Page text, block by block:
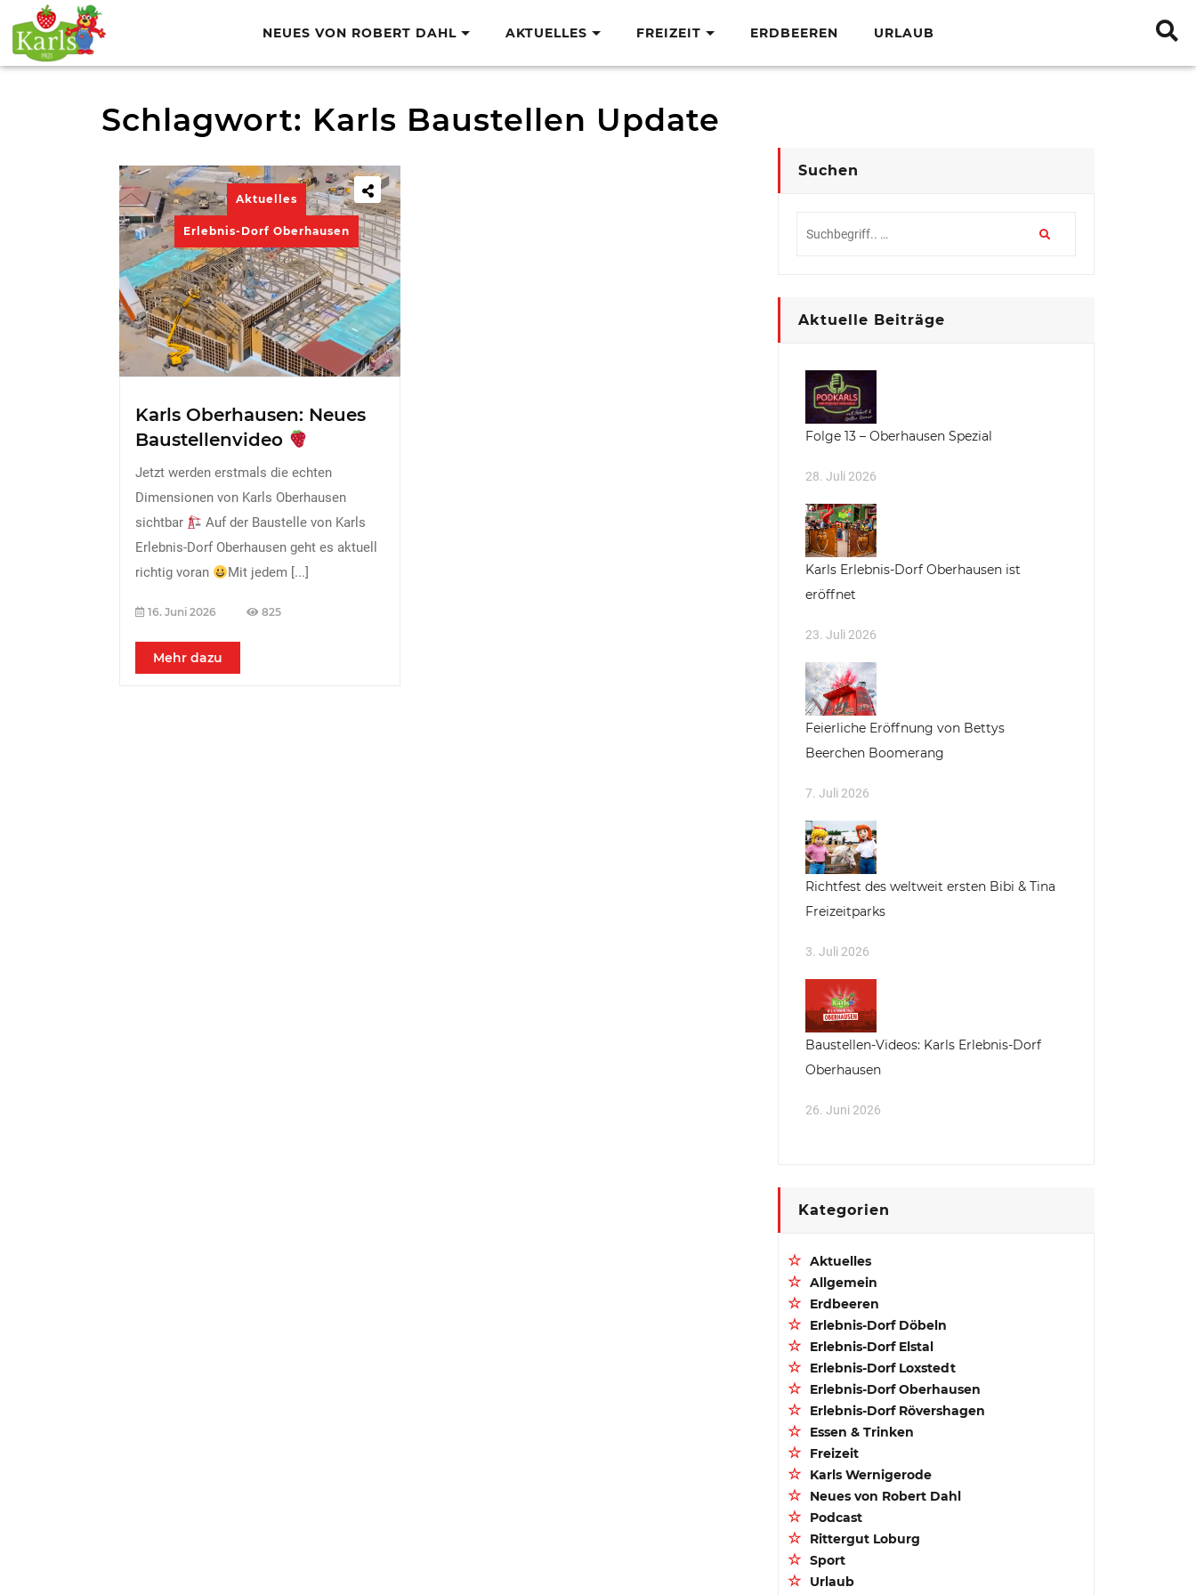
NEUES VON ROBERT DAHL AKTUELLES FREIZEIT ERDBEEREN URLAUB
Schlagwort: Karls Baustellen Update
Aktuelles
Erlebnis-Dorf Oberhausen
Karls Oberhausen: Neues
Baustellenvideo
Jetzt werden erstmals die echten
Dimensionen von Karls Oberhausen
sichtbar
Auf der Baustelle von Karls
Erlebnis-Dorf Oberhausen geht es aktuell
richtig voran
Mit jedem [...]
16. Juni 2026 825
Mehr dazu
Suchen
Aktuelle Beiträge
Folge 13 – Oberhausen Spezial
28. Juli 2026
Karls Erlebnis-Dorf Oberhausen ist
eröffnet
23. Juli 2026
Feierliche Eröffnung von Bettys
Beerchen Boomerang
7. Juli 2026
Richtfest des weltweit ersten Bibi & Tina
Freizeitparks
3. Juli 2026
Baustellen-Videos: Karls Erlebnis-Dorf
Oberhausen
26. Juni 2026
Kategorien
Aktuelles
Allgemein
Erdbeeren
Erlebnis-Dorf Döbeln
Erlebnis-Dorf Elstal
Erlebnis-Dorf Loxstedt
Erlebnis-Dorf Oberhausen
Erlebnis-Dorf Rövershagen
Essen & Trinken
Freizeit
Karls Wernigerode
Neues von Robert Dahl
Podcast
Rittergut Loburg
Sport
Urlaub